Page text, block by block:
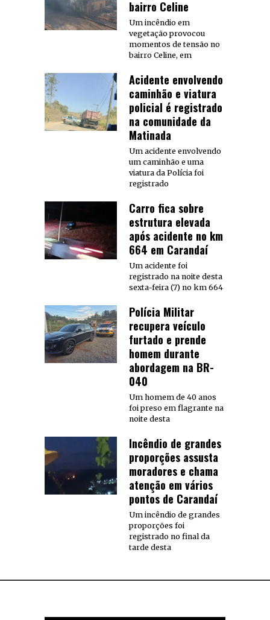
bairro Celine
Um incêndio em
vegetação provocou
momentos de tensão no
bairro Celine, em
Acidente envolvendo
caminhão e viatura
policial é registrado
na comunidade da
Matinada
Um acidente envolvendo
um caminhão e uma
viatura da Polícia foi
registrado
Carro fica sobre
estrutura elevada
após acidente no km
664 em Carandaí
Um acidente foi
registrado na noite desta
sexta-feira (7) no km 664
Polícia Militar
recupera veículo
furtado e prende
homem durante
abordagem na BR-
040
Um homem de 40 anos
foi preso em flagrante na
noite desta
Incêndio de grandes
proporções assusta
moradores e chama
atenção em vários
pontos de Carandaí
Um incêndio de grandes
proporções foi
registrado no final da
tarde desta